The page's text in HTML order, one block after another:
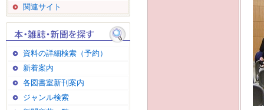
関連サイト
資料の詳細検索（予約）
新着案内
各図書室新刊案内
ジャンル検索